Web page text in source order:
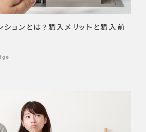
ョンとは？購入メリットと購入前